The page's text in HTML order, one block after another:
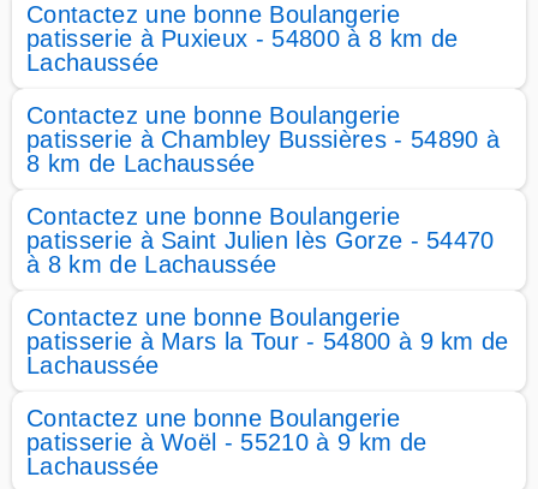
Contactez une bonne Boulangerie
patisserie à Puxieux - 54800 à 8 km de
Lachaussée
Contactez une bonne Boulangerie
patisserie à Chambley Bussières - 54890 à
8 km de Lachaussée
Contactez une bonne Boulangerie
patisserie à Saint Julien lès Gorze - 54470
à 8 km de Lachaussée
Contactez une bonne Boulangerie
patisserie à Mars la Tour - 54800 à 9 km de
Lachaussée
Contactez une bonne Boulangerie
patisserie à Woël - 55210 à 9 km de
Lachaussée